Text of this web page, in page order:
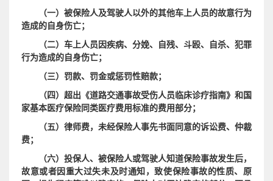
（一）被保险人及驾驶人以外的其他车上人员的故意行为
造成的自身伤亡；
（二）车上人员因疾病、分娩、自残、斗殴、自杀、犯罪
行为造成的自身伤亡；
（三）罚款、罚金或惩罚性赔款；
（四）超出《道路交通事故受伤人员临床诊疗指南》和国
家基本医疗保险同类医疗费用标准的费用部分；
（五）律师费，未经保险人事先书面同意的诉讼费、仲裁
费；
（六）投保人、被保险人或驾驶人知道保险事故发生后，
故意或者因重大过失未及时通知，致使保险事故的性质、原